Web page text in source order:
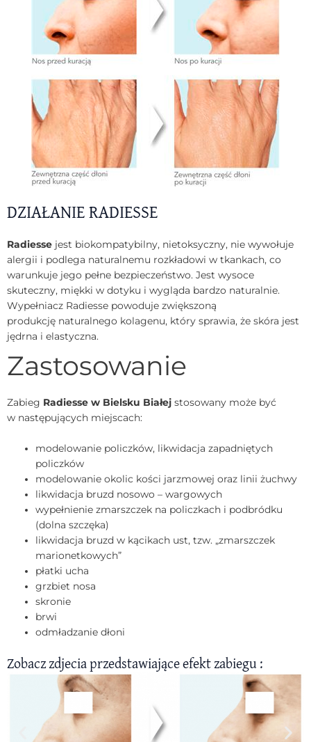
DZIAŁANIE RADIESSE
Radiesse jest biokompatybilny, nietoksyczny, nie wywołuje
alergii i podlega naturalnemu rozkładowi w tkankach, co
warunkuje jego pełne bezpieczeństwo. Jest wysoce
skuteczny, miękki w dotyku i wygląda bardzo naturalnie.
Wypełniacz Radiesse powoduje zwiększoną
produkcję naturalnego kolagenu, który sprawia, że skóra jest
jędrna i elastyczna.
Zastosowanie
Zabieg Radiesse w Bielsku Białej stosowany może być
w następujących miejscach:
modelowanie policzków, likwidacja zapadniętych
policzków
modelowanie okolic kości jarzmowej oraz linii żuchwy
likwidacja bruzd nosowo – wargowych
wypełnienie zmarszczek na policzkach i podbródku
(dolna szczęka)
likwidacja bruzd w kącikach ust, tzw. „zmarszczek
marionetkowych”
płatki ucha
grzbiet nosa
skronie
brwi
odmładzanie dłoni
Zobacz zdjecia przedstawiające efekt zabiegu :